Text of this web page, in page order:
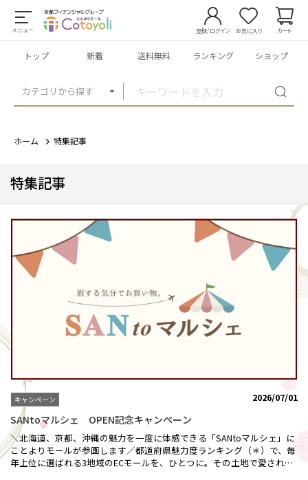
メニュー
カテゴリから探す
登録/ログイン お気に入り カート
トップ 新着 送料無料 ランキング ショップ
ホーム 特集記事
特集記事
キャンペーン 2026/07/01
SANtoマルシェ OPEN記念キャンペーン
＼北海道、京都、沖縄の魅力を一度に体感できる「SANtoマルシェ」に
ことよりモールが参画します／都道府県魅力度ランキング（＊）で、毎
年上位に選ばれる3地域のECモールを、ひとつに。その土地で愛される